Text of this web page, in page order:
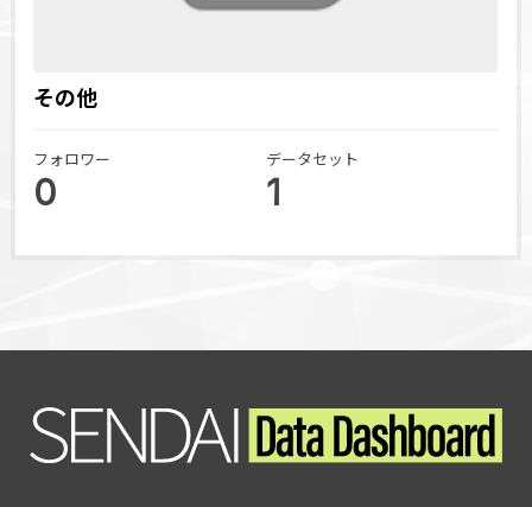
その他
フォロワー
0
データセット
1